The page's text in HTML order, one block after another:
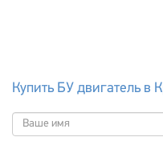
Купить БУ двигатель в